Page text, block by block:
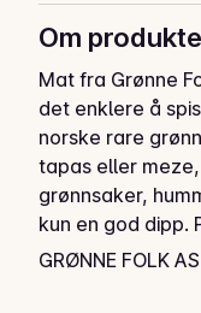
Om
Mat fra Grønne
det enklere å
norske rare
tapas eller
grønnsaker,
kun en god dipp.
fantastisk godt
GRØNNE FOLK